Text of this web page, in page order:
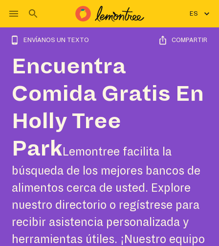
ES
ENVÍANOS UN TEXTO COMPARTIR
Encuentra
Comida Gratis En
Holly Tree
Park Lemontree facilita la
búsqueda de los mejores bancos de
alimentos cerca de usted. Explore
nuestro directorio o regístrese para
recibir asistencia personalizada y
herramientas útiles. ¡Nuestro equipo